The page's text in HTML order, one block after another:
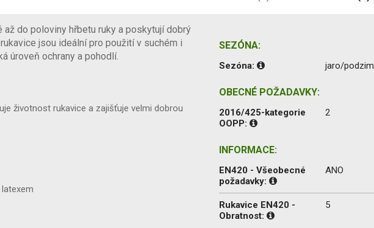
do poloviny hřbetu ruky a poskytují dobrý
jsou ideální pro použití v suchém i
úroveň ochrany a pohodlí.
životnost rukavice a zajišťuje velmi dobrou
SEZÓNA:
Sezóna: jaro/podzim
OBECNÉ POŽADAVKY:
2016/425-kategorie
OOPP:
2
INFORMACE:
EN420 - Všeobecné
požadavky:
ANO
Rukavice EN420 -
Obratnost:
5